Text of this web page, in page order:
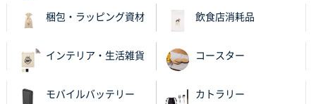
不織布スクエアトート(A4サイズ)
2025年10月28日 17:10
ワンポイントポリ袋 A4サイズ
1000枚
梱包・ラッピング資材 飲食店消耗品
インテリア・生活雑貨 コースター
モバイルバッテリー カトラリー